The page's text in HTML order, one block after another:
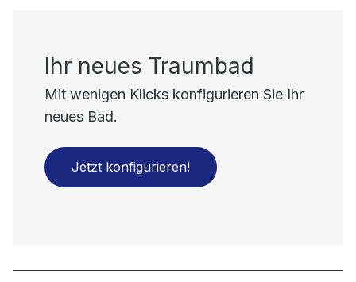
Ihr neues Traumbad
Mit wenigen Klicks konfigurieren Sie Ihr
neues Bad.
Jetzt konfigurieren!